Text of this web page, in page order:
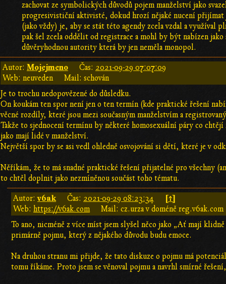
zachovat ze symbolických důvodů pojem manželství jako
progresivističní aktivisté, dokud hrozí nějaké nucení přijímat
(jako vždy) je, aby se stát této agendy zcela vzdal a
pak šel zcela oddělit od registrace a mohl by být nabízen
důvěryhodnou autority která by jen neměla monopol.
Autor: Mojejmeno Čas: 2021-09-29 07:07:09
Web: neuveden
Mail: schován
Je to trochu nedopovězené do důsledku.
On koukám ten spor není jen o ten termín (kde praktické řešení
věcné rozdíly, které jsou mezi současným manželstvím a
Takže to sjednocení termínu by některé homosexuální páry co
jako mají lidé v manželství.
Největší spor by se asi vedl ohledně osvojování si dětí, které je v
Něříkám, že to má snadné praktické řešení přijatelné pro všechny
to chtěl doplnit jako nezmíněnou součást toho tématu.
Autor:v6ak Čas: 2021-09-29 08:23:34 [↑]
Web:https://v6ak.com
Mail: cz.urza v doméně reg.v6ak.com
To ano, nicméně z více míst jsem slyšel něco jako „Ať mají
primárně pojmu, který z nějakého důvodu budu emoce.
Na druhou stranu mi přijde, že tato diskuze o pojmu má
tomu říkáme. Proto jsem se věnoval pojmu a navrhl smírné